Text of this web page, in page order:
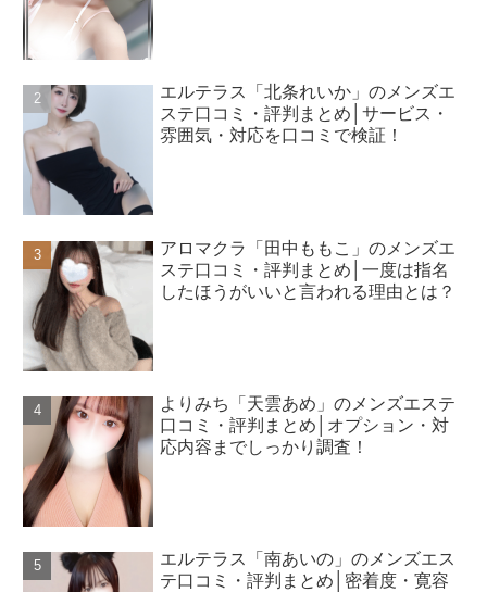
エルテラス「北条れいか」のメンズエ
ステ口コミ・評判まとめ│サービス・
雰囲気・対応を口コミで検証！
アロマクラ「田中ももこ」のメンズエ
ステ口コミ・評判まとめ│一度は指名
したほうがいいと言われる理由とは？
よりみち「天雲あめ」のメンズエステ
口コミ・評判まとめ│オプション・対
応内容までしっかり調査！
エルテラス「南あいの」のメンズエス
テ口コミ・評判まとめ│密着度・寛容